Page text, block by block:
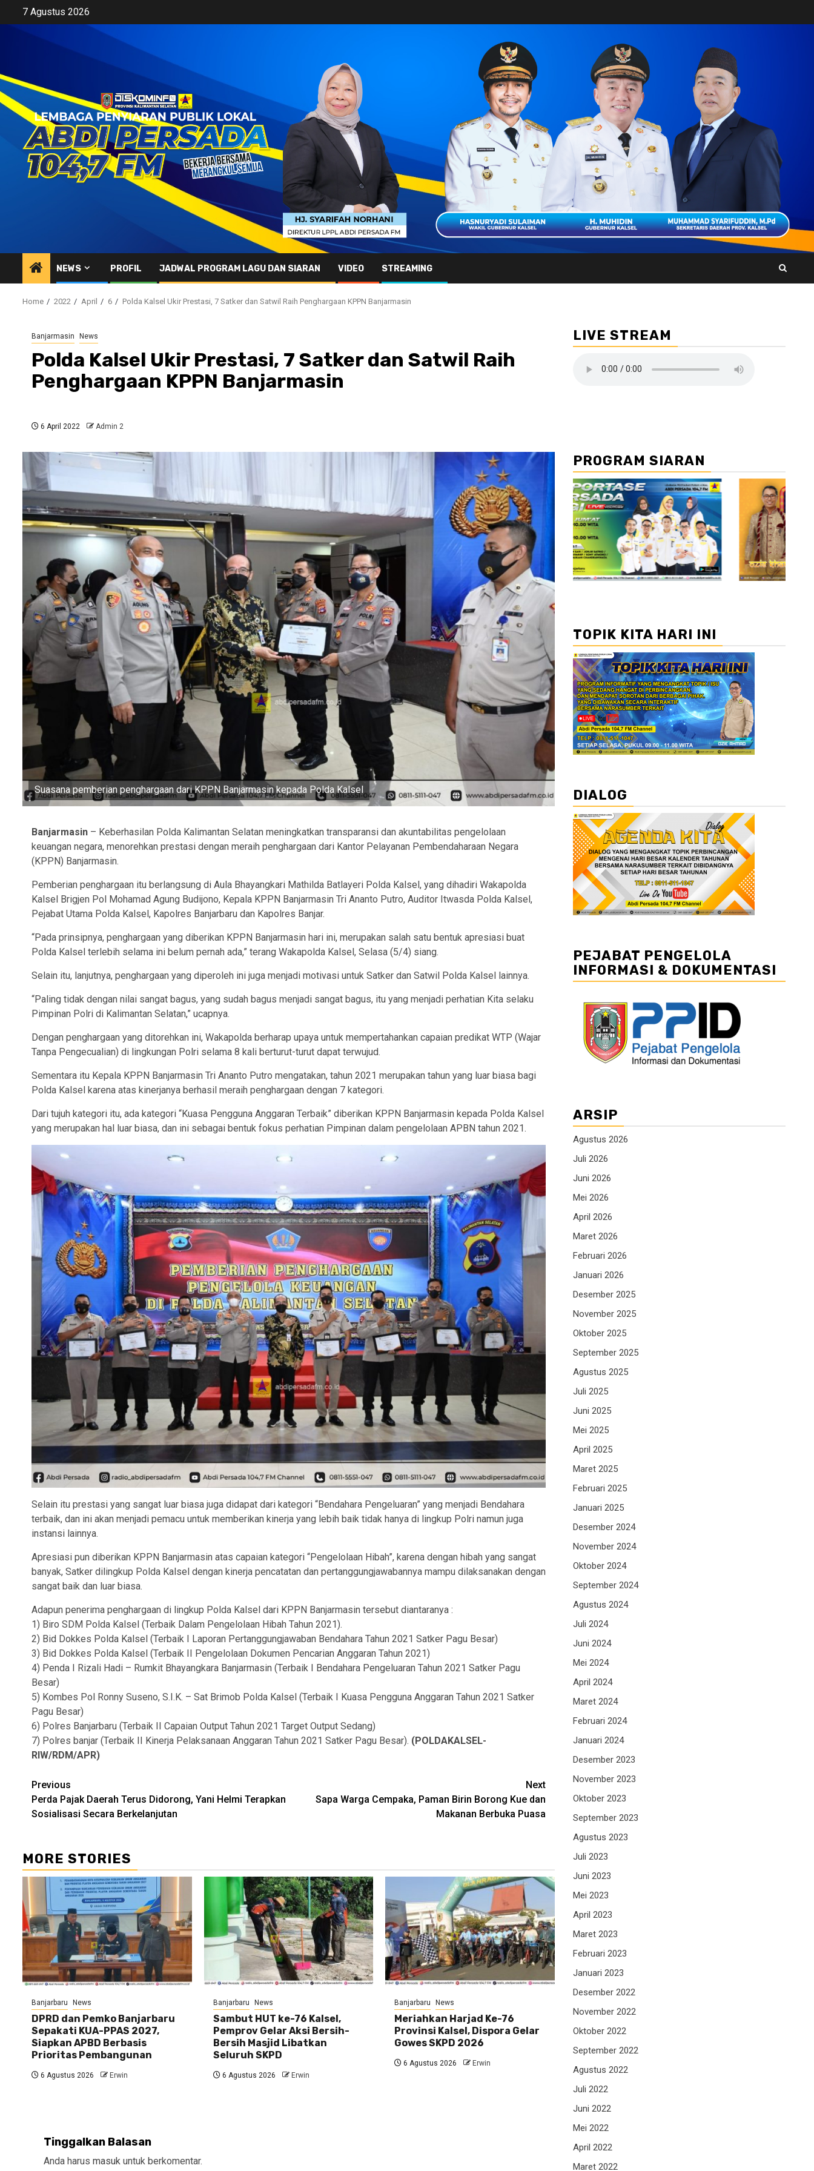
content
7 Agustus 2026
NEWS PROFIL JADWAL PROGRAM LAGU DAN SIARAN VIDEO STREAMING
Home 2022 April 6 Polda Kalsel Ukir Prestasi, 7 Satker dan Satwil Raih Penghargaan KPPN Banjarmasin
Banjarmasin News
Polda Kalsel Ukir Prestasi, 7 Satker dan Satwil Raih
Penghargaan KPPN Banjarmasin
6 April 2022 Admin 2
Suasana pemberian penghargaan dari KPPN Banjarmasin kepada Polda Kalsel
Banjarmasin – Keberhasilan Polda Kalimantan Selatan meningkatkan transparansi dan akuntabilitas pengelolaan
keuangan negara, menorehkan prestasi dengan meraih penghargaan dari Kantor Pelayanan Pembendaharaan Negara
(KPPN) Banjarmasin.
Pemberian penghargaan itu berlangsung di Aula Bhayangkari Mathilda Batlayeri Polda Kalsel, yang dihadiri Wakapolda
Kalsel Brigjen Pol Mohamad Agung Budijono, Kepala KPPN Banjarmasin Tri Ananto Putro, Auditor Itwasda Polda Kalsel,
Pejabat Utama Polda Kalsel, Kapolres Banjarbaru dan Kapolres Banjar.
“Pada prinsipnya, penghargaan yang diberikan KPPN Banjarmasin hari ini, merupakan salah satu bentuk apresiasi buat
Polda Kalsel terlebih selama ini belum pernah ada,” terang Wakapolda Kalsel, Selasa (5/4) siang.
Selain itu, lanjutnya, penghargaan yang diperoleh ini juga menjadi motivasi untuk Satker dan Satwil Polda Kalsel lainnya.
“Paling tidak dengan nilai sangat bagus, yang sudah bagus menjadi sangat bagus, itu yang menjadi perhatian Kita selaku
Pimpinan Polri di Kalimantan Selatan,” ucapnya.
Dengan penghargaan yang ditorehkan ini, Wakapolda berharap upaya untuk mempertahankan capaian predikat WTP (Wajar
Tanpa Pengecualian) di lingkungan Polri selama 8 kali berturut-turut dapat terwujud.
Sementara itu Kepala KPPN Banjarmasin Tri Ananto Putro mengatakan, tahun 2021 merupakan tahun yang luar biasa bagi
Polda Kalsel karena atas kinerjanya berhasil meraih penghargaan dengan 7 kategori.
Dari tujuh kategori itu, ada kategori “Kuasa Pengguna Anggaran Terbaik” diberikan KPPN Banjarmasin kepada Polda Kalsel
yang merupakan hal luar biasa, dan ini sebagai bentuk fokus perhatian Pimpinan dalam pengelolaan APBN tahun 2021.
Selain itu prestasi yang sangat luar biasa juga didapat dari kategori “Bendahara Pengeluaran” yang menjadi Bendahara
terbaik, dan ini akan menjadi pemacu untuk memberikan kinerja yang lebih baik tidak hanya di lingkup Polri namun juga
instansi lainnya.
Apresiasi pun diberikan KPPN Banjarmasin atas capaian kategori “Pengelolaan Hibah”, karena dengan hibah yang sangat
banyak, Satker dilingkup Polda Kalsel dengan kinerja pencatatan dan pertanggungjawabannya mampu dilaksanakan dengan
sangat baik dan luar biasa.
Adapun penerima penghargaan di lingkup Polda Kalsel dari KPPN Banjarmasin tersebut diantaranya :
1) Biro SDM Polda Kalsel (Terbaik Dalam Pengelolaan Hibah Tahun 2021).
2) Bid Dokkes Polda Kalsel (Terbaik I Laporan Pertanggungjawaban Bendahara Tahun 2021 Satker Pagu Besar)
3) Bid Dokkes Polda Kalsel (Terbaik II Pengelolaan Dokumen Pencarian Anggaran Tahun 2021)
4) Penda I Rizali Hadi – Rumkit Bhayangkara Banjarmasin (Terbaik I Bendahara Pengeluaran Tahun 2021 Satker Pagu
Besar)
5) Kombes Pol Ronny Suseno, S.I.K. – Sat Brimob Polda Kalsel (Terbaik I Kuasa Pengguna Anggaran Tahun 2021 Satker
Pagu Besar)
6) Polres Banjarbaru (Terbaik II Capaian Output Tahun 2021 Target Output Sedang)
7) Polres banjar (Terbaik II Kinerja Pelaksanaan Anggaran Tahun 2021 Satker Pagu Besar). (POLDAKALSEL-
RIW/RDM/APR)
Continue
Reading
Previous
Perda Pajak Daerah Terus Didorong, Yani Helmi Terapkan
Sosialisasi Secara Berkelanjutan
Next
Sapa Warga Cempaka, Paman Birin Borong Kue dan
Makanan Berbuka Puasa
MORE STORIES
Banjarbaru News
DPRD dan Pemko Banjarbaru
Sepakati KUA-PPAS 2027,
Siapkan APBD Berbasis
Prioritas Pembangunan
6 Agustus 2026 Erwin
Banjarbaru News
Sambut HUT ke-76 Kalsel,
Pemprov Gelar Aksi Bersih-
Bersih Masjid Libatkan
Seluruh SKPD
6 Agustus 2026 Erwin
Banjarbaru News
Meriahkan Harjad Ke-76
Provinsi Kalsel, Dispora Gelar
Gowes SKPD 2026
6 Agustus 2026 Erwin
Tinggalkan Balasan
Anda harus masuk untuk berkomentar.
LIVE STREAM
PROGRAM SIARAN
//1 //2
TOPIK KITA HARI INI
DIALOG
PEJABAT PENGELOLA
INFORMASI & DOKUMENTASI
ARSIP
Agustus 2026
Juli 2026
Juni 2026
Mei 2026
April 2026
Maret 2026
Februari 2026
Januari 2026
Desember 2025
November 2025
Oktober 2025
September 2025
Agustus 2025
Juli 2025
Juni 2025
Mei 2025
April 2025
Maret 2025
Februari 2025
Januari 2025
Desember 2024
November 2024
Oktober 2024
September 2024
Agustus 2024
Juli 2024
Juni 2024
Mei 2024
April 2024
Maret 2024
Februari 2024
Januari 2024
Desember 2023
November 2023
Oktober 2023
September 2023
Agustus 2023
Juli 2023
Juni 2023
Mei 2023
April 2023
Maret 2023
Februari 2023
Januari 2023
Desember 2022
November 2022
Oktober 2022
September 2022
Agustus 2022
Juli 2022
Juni 2022
Mei 2022
April 2022
Maret 2022